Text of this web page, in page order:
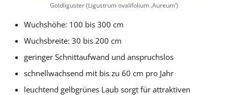
Goldliguster (Ligustrum ovalifolium ‚Aureum‘)
Wuchshöhe: 100 bis 300 cm
Wuchsbreite: 30 bis 200 cm
geringer Schnittaufwand und anspruchslos
schnellwachsend mit bis zu 60 cm pro Jahr
leuchtend gelbgrünes Laub sorgt für attraktiven